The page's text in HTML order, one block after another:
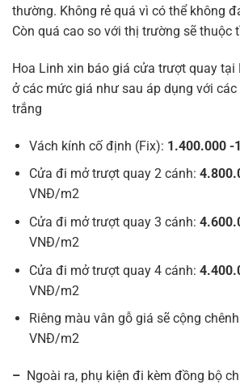
thường. Không rẻ quá vì có thể không
Còn quá cao so với thị trường sẽ thuộc
Hoa Linh xin báo giá cửa trượt quay tại
ở các mức giá như sau áp dụng với các
trắng
Vách kính cố định (Fix): 1.400.000 -
Cửa đi mở trượt quay 2 cánh:
VNĐ/m2
Cửa đi mở trượt quay 3 cánh:
VNĐ/m2
Cửa đi mở trượt quay 4 cánh:
VNĐ/m2
Riêng màu vân gỗ giá sẽ cộng
VNĐ/m2
– Ngoài ra, phụ kiện đi kèm đồng bộ